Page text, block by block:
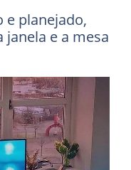
e planejado,
e a mesa